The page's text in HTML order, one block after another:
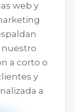
web y
nuestro
a corto o
y
a